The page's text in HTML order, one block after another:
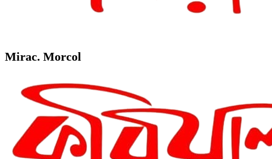
Mirac. Morcol